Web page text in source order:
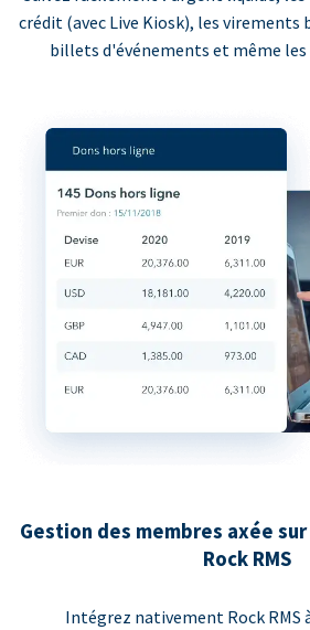
crédit (avec Live Kiosk), les virements
billets d'événements et même
Gestion des membres axée
Rock RMS
Intégrez nativement Rock RMS